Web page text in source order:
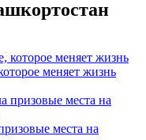
меняет жизнь
места на